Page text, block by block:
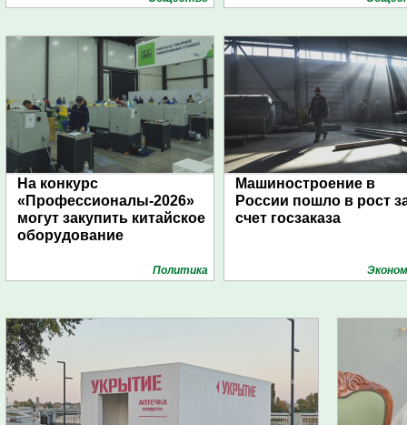
На конкурс
«Профессионалы-2026»
могут закупить китайское
оборудование
Политика
Машиностроение в
России пошло в рост
счет госзаказа